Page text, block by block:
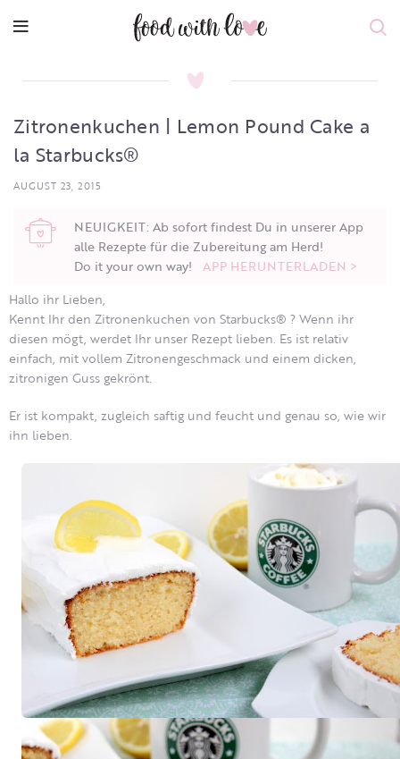
Zitronenkuchen | Lemon Pound Cake a
la Starbucks®
AUGUST 23, 2015
NEUIGKEIT: Ab sofort findest Du in unserer App
alle Rezepte für die Zubereitung am Herd!
Do it your own way! APP HERUNTERLADEN >
Hallo ihr Lieben,
Kennt Ihr den Zitronenkuchen von Starbucks® ? Wenn ihr
diesen mögt, werdet Ihr unser Rezept lieben. Es ist relativ
einfach, mit vollem Zitronengeschmack und einem dicken,
zitronigen Guss gekrönt.
Er ist kompakt, zugleich saftig und feucht und genau so, wie wir
ihn lieben.